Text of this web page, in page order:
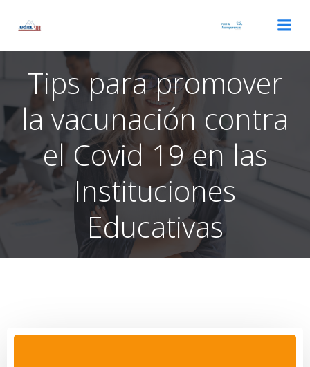
Tips para promover
la vacunación contra
el Covid 19 en las
Instituciones
Educativas